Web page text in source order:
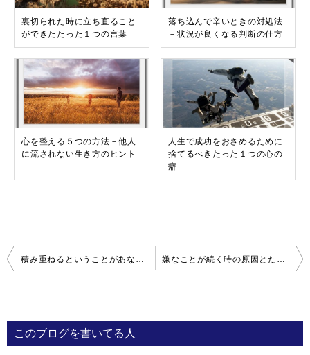
裏切られた時に立ち直ること
ができたたった１つの言葉
落ち込んで辛いときの対処法
－状況が良くなる判断の仕方
心を整える５つの方法－他人
に流されない生き方のヒント
人生で成功をおさめるために
捨てるべきたった１つの心の
癖
投
ビ
ゲ
積み重ねるということがあなたの人生にもたらす意味 嫌なことが続く時の原因とたった１つの乗り越え方
このブログを書いてる人